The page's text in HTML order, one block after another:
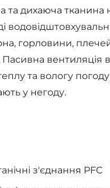
дихаюча тканина
горловини,
вентиляція
та вологу
у негоду.
з'єднання PFC